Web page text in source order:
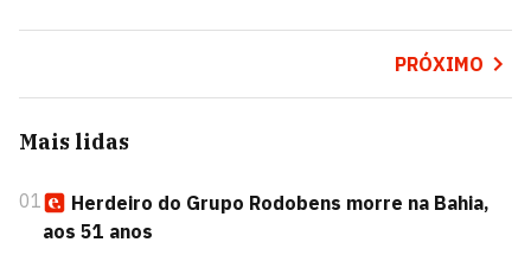
PRÓXIMO
Mais lidas
01
Herdeiro do Grupo Rodobens morre na Bahia,
aos 51 anos